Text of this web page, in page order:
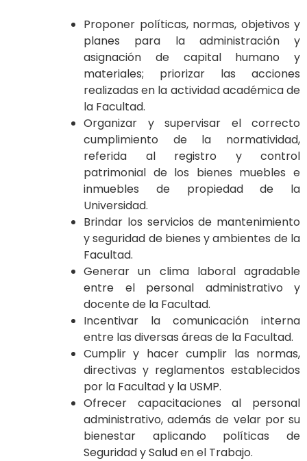
Proponer políticas, normas, objetivos y
planes para la administración y
asignación de capital humano y
materiales; priorizar las acciones
realizadas en la actividad académica de
la Facultad.
Organizar y supervisar el correcto
cumplimiento de la normatividad,
referida al registro y control
patrimonial de los bienes muebles e
inmuebles de propiedad de la
Universidad.
Brindar los servicios de mantenimiento
y seguridad de bienes y ambientes de la
Facultad.
Generar un clima laboral agradable
entre el personal administrativo y
docente de la Facultad.
Incentivar la comunicación interna
entre las diversas áreas de la Facultad.
Cumplir y hacer cumplir las normas,
directivas y reglamentos establecidos
por la Facultad y la USMP.
Ofrecer capacitaciones al personal
administrativo, además de velar por su
bienestar aplicando políticas de
Seguridad y Salud en el Trabajo.